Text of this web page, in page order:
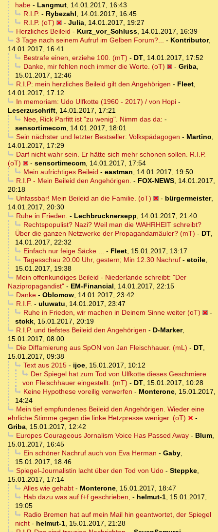
habe - Langmut, 14.01.2017, 16:43
R.I.P. - Rybezahl, 14.01.2017, 16:45
R.I.P. (oT)
- Julia, 14.01.2017, 19:27
Herzliches Beileid - Kurz_vor_Schluss, 14.01.2017, 16:39
3 Tage nach seinem Aufruf im Gelben Forum?... - Kontributor,
14.01.2017, 16:41
Bestrafe einen, erziehe 100. (mT) - DT, 14.01.2017, 17:52
Danke, mir fehlen noch immer die Worte. (oT)
- Griba,
15.01.2017, 12:46
R.I.P: mein herzliches Beileid gilt den Angehörigen - Fleet,
14.01.2017, 17:12
In memoriam: Udo Ulfkotte (1960 - 2017) / von Hopi-
Leserzuschrift, 14.01.2017, 17:21
Nee, Rick Parfitt ist "zu wenig". Nimm das da: -
sensortimecom, 14.01.2017, 18:01
Sein nächster und letzter Bestseller: Volkspädagogen - Martino,
14.01.2017, 17:29
Darf nicht wahr sein. Er hätte sich mehr schonen sollen. R.I.P.
(oT)
- sensortimecom, 14.01.2017, 17:54
Mein aufrichtiges Beileid - eastman, 14.01.2017, 19:50
R.I.P - Mein Beileid den Angehörigen. - FOX-NEWS, 14.01.2017,
20:18
Unfassbar! Mein Beileid an die Familie. (oT)
- bürgermeister,
14.01.2017, 20:30
Ruhe in Frieden. - Lechbrucknersepp, 14.01.2017, 21:40
Rechtspopulist? Nazi? Weil man die WAHRHEIT schreibt?
Über die ganzen Netzwerke der Propagandamäuler? (mT) - DT,
14.01.2017, 22:32
Einfach nur feige Säcke ... - Fleet, 15.01.2017, 13:17
Tagesschau 20.00 Uhr, gestern; Min 12.30 Nachruf- etoile,
15.01.2017, 19:38
Mein offenkundiges Beileid - Niederlande schreibt: "Der
Nazipropagandist" - EM-Financial, 14.01.2017, 22:15
Danke- Oblomow, 14.01.2017, 23:42
R.I.F. - uluwatu, 14.01.2017, 23:47
Ruhe in Frieden, wir machen in Deinem Sinne weiter (oT)
-
stokk, 15.01.2017, 20:19
R.I.P. und tiefstes Beileid den Angehörigen - D-Marker,
15.01.2017, 08:00
Die Diffamierung aus SpON von Jan Fleischhauer. (mL) - DT,
15.01.2017, 09:38
Text aus 2015- ijoe, 15.01.2017, 10:12
Der Spiegel hat zum Tod von Ulfkotte dieses Geschmiere
von Fleischhauer eingestellt. (mT) - DT, 15.01.2017, 10:28
Keine Hypothese voreilig verwerfen - Monterone, 15.01.2017,
14:24
Mein tief empfundenes Beileid den Angehörigen. Wieder eine
ehrliche Stimme gegen die linke Hetzpresse weniger. (oT)
-
Griba, 15.01.2017, 12:42
Europes Courageous Jornalism Voice Has Passed Away- Blum,
15.01.2017, 16:45
Ein schöner Nachruf auch von Eva Herman - Gaby,
15.01.2017, 18:46
Spiegel-Journalistin lacht über den Tod von Udo- Steppke,
15.01.2017, 17:14
Alles wie gehabt- Monterone, 15.01.2017, 18:47
Hab dazu was auf f+f geschrieben, - helmut-1, 15.01.2017,
19:05
Radio Bremen hat auf mein Mail hin geantwortet, der Spiegel
nicht - helmut-1, 15.01.2017, 21:28